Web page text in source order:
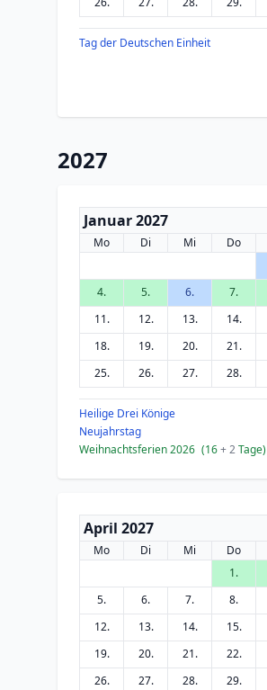
Tag der Deutschen Einheit
2027
Januar 2027
Mo Di Mi Do
4.
5. 6. 7.
11.
12. 13. 14.
18.
19. 20. 21.
25.
26. 27. 28.
Heilige Drei Könige
Neujahrstag
Weihnachtsferien 2026 (16+ 2Tage)
April 2027
Mo Di Mi Do
1.
5.
6. 7. 8.
12.
13. 14. 15.
19.
20. 21. 22.
26.
27. 28. 29.